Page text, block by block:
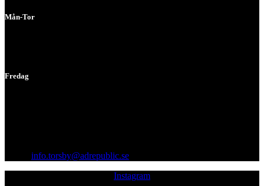
Mån-Tor
Fredag
info.torsby@adrepublic.se
Instagram